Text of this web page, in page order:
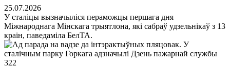
25.07.2026
У сталіцы вызначыліся пераможцы першага дня
Міжнароднага Мінскага трыятлона, які сабраў удзельнікаў з 13
краін, паведаміла БелТА.
322